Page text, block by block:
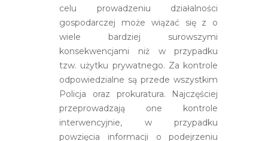
celu prowadzeniu działalności
gospodarczej może wiązać się z o
wiele bardziej surowszymi
konsekwencjami niż w przypadku
tzw. użytku prywatnego. Za kontrole
odpowiedzialne są przede wszystkim
Policja oraz prokuratura. Najczęściej
przeprowadzają one kontrole
interwencyjnie, w przypadku
powzięcia informacji o podejrzeniu